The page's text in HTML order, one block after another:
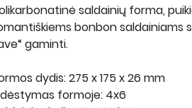
saldainių forma,
bonbon saldainiams
gaminti.
dydis: 275 x 175 x 26 mm
formoje: 4x6